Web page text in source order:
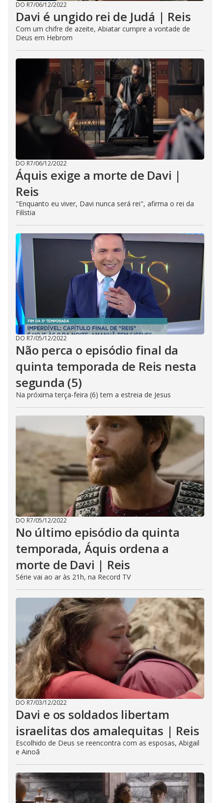
DO R7/06/12/2022
Davi é ungido rei de Judá | Reis
Com um chifre de azeite, Abiatar cumpre a vontade de
Deus em Hebrom
DO R7/06/12/2022
Áquis exige a morte de Davi |
Reis
"Enquanto eu viver, Davi nunca será rei", afirma o rei da
Filístia
DO R7/05/12/2022
Não perca o episódio final da
quinta temporada de Reis nesta
segunda (5)
Na próxima terça-feira (6) tem a estreia de Jesus
DO R7/05/12/2022
No último episódio da quinta
temporada, Áquis ordena a
morte de Davi | Reis
Série vai ao ar às 21h, na Record TV
DO R7/03/12/2022
Davi e os soldados libertam
israelitas dos amalequitas | Reis
Escolhido de Deus se reencontra com as esposas, Abigail
e Ainoã